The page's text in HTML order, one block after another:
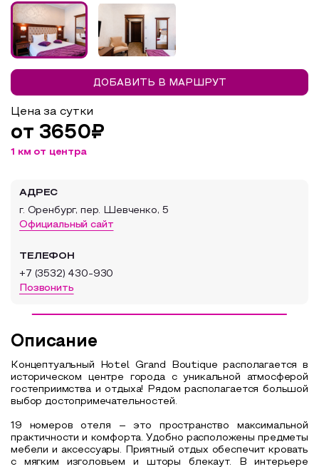
Образовательный туризм
Аттестованные экскурсоводы
Маршруты от экскурсоводов
Все маршруты
Доступная среда
ДОБАВИТЬ В МАРШРУТ
Цена за сутки
от 3650₽
1 км от центра
АДРЕС
г. Оренбург, пер. Шевченко, 5
Официальный сайт
ТЕЛЕФОН
+7 (3532) 430-930
Позвонить
Описание
Концептуальный Hotel Grand Boutique располагается в
историческом центре города с уникальной атмосферой
гостеприимства и отдыха! Рядом располагается большой
выбор достопримечательностей.
19 номеров отеля – это пространство максимальной
практичности и комфорта. Удобно расположены предметы
мебели и аксессуары. Приятный отдых обеспечит кровать
с мягким изголовьем и шторы блекаут. В интерьере